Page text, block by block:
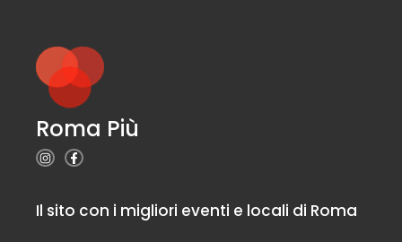
Roma Più
Il sito con i migliori eventi e locali di Roma